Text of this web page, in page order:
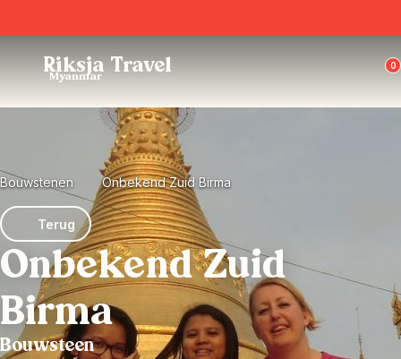
Riksja Travel
Myanmar
0
Bouwstenen Onbekend Zuid Birma
Terug
Onbekend Zuid
Birma
Bouwsteen